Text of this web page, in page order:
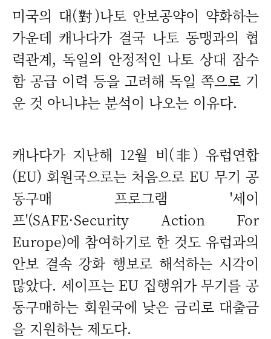
미국의 대(對)나토 안보공약이 약화하는
가운데 캐나다가 결국 나토 동맹과의 협
력관계, 독일의 안정적인 나토 상대 잠수
함 공급 이력 등을 고려해 독일 쪽으로 기
운 것 아니냐는 분석이 나오는 이유다.
캐나다가 지난해 12월 비(非) 유럽연합
(EU) 회원국으로는 처음으로 EU 무기 공
동구매 프로그램 '세이
프'(SAFE·Security Action For
Europe)에 참여하기로 한 것도 유럽과의
안보 결속 강화 행보로 해석하는 시각이
많았다. 세이프는 EU 집행위가 무기를 공
동구매하는 회원국에 낮은 금리로 대출금
을 지원하는 제도다.